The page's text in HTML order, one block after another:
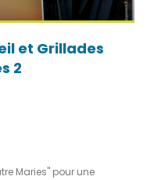
et Grillades
2
Maries" pour une